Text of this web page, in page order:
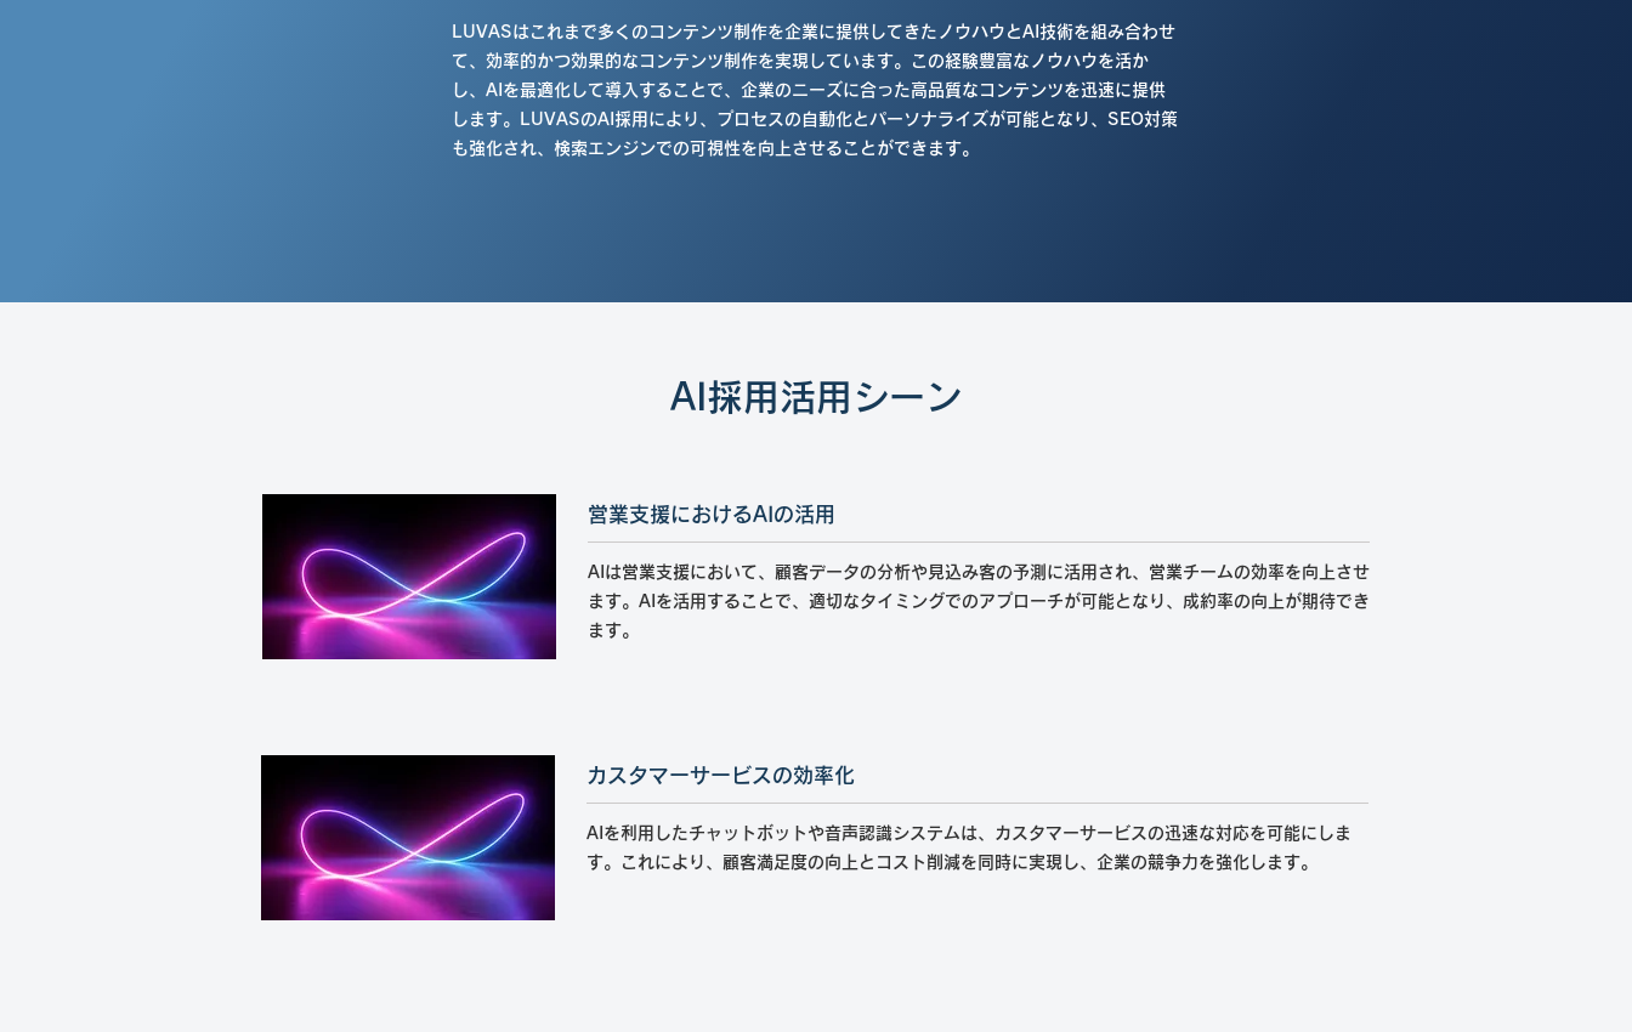
LUVASはこれまで多くのコンテンツ制作を企業に提供してきたノウハウとAI技術を組み合わせ
て、効率的かつ効果的なコンテンツ制作を実現しています。この経験豊富なノウハウを活か
し、AIを最適化して導入することで、企業のニーズに合った高品質なコンテンツを迅速に提供
します。LUVASのAI採用により、プロセスの自動化とパーソナライズが可能となり、SEO対策
も強化され、検索エンジンでの可視性を向上させることができます。
AI採用活用シーン
営業支援におけるAIの活用
AIは営業支援において、顧客データの分析や見込み客の予測に活用され、営業チームの効率を向上させ
ます。AIを活用することで、適切なタイミングでのアプローチが可能となり、成約率の向上が期待でき
ます。
カスタマーサービスの効率化
AIを利用したチャットボットや音声認識システムは、カスタマーサービスの迅速な対応を可能にしま
す。これにより、顧客満足度の向上とコスト削減を同時に実現し、企業の競争力を強化します。